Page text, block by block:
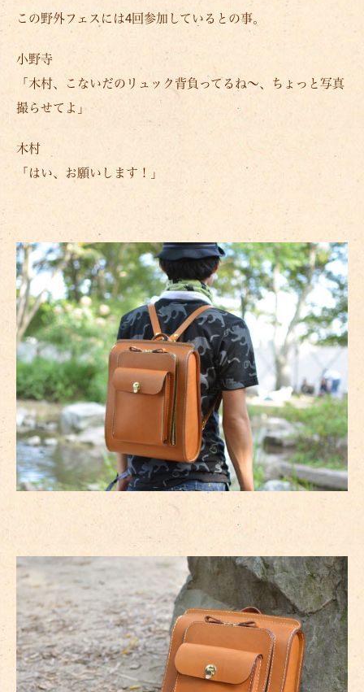
この野外フェスには4回参加しているとの事。
小野寺
「木村、こないだのリュック背負ってるね～、ちょっと写真
撮らせてよ」
木村
「はい、お願いします！」